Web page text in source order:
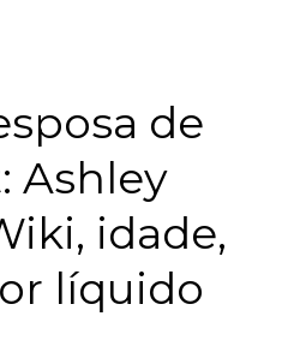
de
Ashley
idade,
líquido